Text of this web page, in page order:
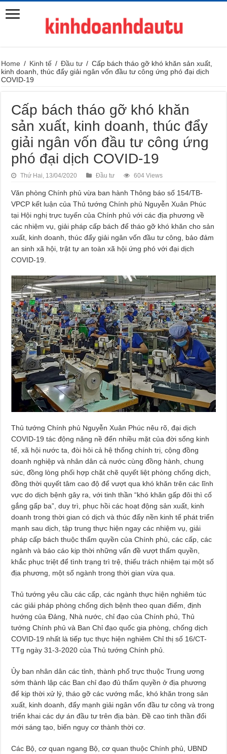
Home / Kinh tế / Đầu tư / Cấp bách tháo gỡ khó khăn sản xuất,
kinh doanh, thúc đẩy giải ngân vốn đầu tư công ứng phó đại dịch
COVID-19
Cấp bách tháo gỡ khó khăn
sản xuất, kinh doanh, thúc đẩy
giải ngân vốn đầu tư công ứng
phó đại dịch COVID-19
Thứ Hai, 13/04/2020 Đầu tư 604 Views
Văn phòng Chính phủ vừa ban hành Thông báo số 154/TB-
VPCP kết luận của Thủ tướng Chính phủ Nguyễn Xuân Phúc
tại Hội nghị trực tuyến của Chính phủ với các địa phương về
các nhiệm vụ, giải pháp cấp bách để tháo gỡ khó khăn cho sản
xuất, kinh doanh, thúc đẩy giải ngân vốn đầu tư công, bảo đảm
an sinh xã hội, trật tự an toàn xã hội ứng phó với đại dịch
COVID-19.
Thủ tướng Chính phủ Nguyễn Xuân Phúc nêu rõ, đại dịch
COVID-19 tác động nặng nề đến nhiều mặt của đời sống kinh
tế, xã hội nước ta, đòi hỏi cả hệ thống chính trị, cộng đồng
doanh nghiệp và nhân dân cả nước cùng đồng hành, chung
sức, đồng lòng phối hợp chặt chẽ quyết liệt phòng chống dịch,
đồng thời quyết tâm cao độ để vượt qua khó khăn trên các lĩnh
vực do dịch bệnh gây ra, với tinh thần “khó khăn gấp đôi thì cố
gắng gấp ba”, duy trì, phục hồi các hoạt động sản xuất, kinh
doanh trong thời gian có dịch và thúc đẩy nền kinh tế phát triển
mạnh sau dịch, tập trung thực hiện ngay các nhiệm vụ, giải
pháp cấp bách thuộc thẩm quyền của Chính phủ, các cấp, các
ngành và báo cáo kịp thời những vấn đề vượt thẩm quyền,
khắc phục triệt để tình trạng trì trệ, thiếu trách nhiệm tại một số
địa phương, một số ngành trong thời gian vừa qua.
Thủ tướng yêu cầu các cấp, các ngành thực hiện nghiêm túc
các giải pháp phòng chống dịch bệnh theo quan điểm, định
hướng của Đảng, Nhà nước, chỉ đạo của Chính phủ, Thủ
tướng Chính phủ và Ban Chỉ đạo quốc gia phòng, chống dịch
COVID-19 nhất là tiếp tục thực hiện nghiêm Chỉ thị số 16/CT-
TTg ngày 31-3-2020 của Thủ tướng Chính phủ.
Ủy ban nhân dân các tỉnh, thành phố trực thuộc Trung ương
sớm thành lập các Ban chỉ đạo đủ thẩm quyền ở địa phương
để kịp thời xử lý, tháo gỡ các vướng mắc, khó khăn trong sản
xuất, kinh doanh, đẩy mạnh giải ngân vốn đầu tư công và trong
triển khai các dự án đầu tư trên địa bàn. Đề cao tinh thần đổi
mới sáng tạo, biến nguy cơ thành thời cơ.
Các Bộ, cơ quan ngang Bộ, cơ quan thuộc Chính phủ, UBND